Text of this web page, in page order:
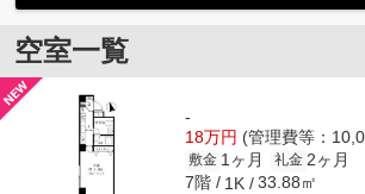
空室一覧
-
18万円 (管理費等：
敷金 1ヶ月 礼金 2ヶ月
7階 1K 33.88㎡